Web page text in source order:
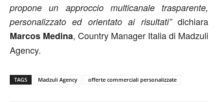
propone un approccio multicanale trasparente,
personalizzato ed orientato ai risultati”dichiara
Marcos Medina, Country Manager Italia di Madzuli
Agency.
TAGS Madzuli Agency offerte commerciali personalizzate